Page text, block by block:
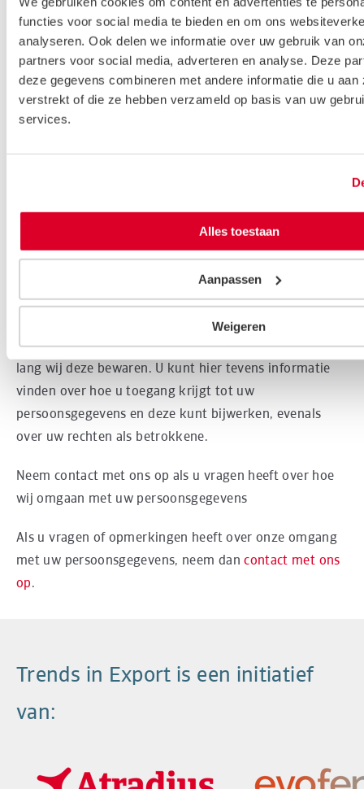
functies voor social media te bieden en om ons
analyseren. Ook delen we informatie over uw gebruik van
partners voor social media, adverteren en analyse. Deze
deze gegevens combineren met andere informatie die u aan
verstrekt of die ze hebben verzameld op basis van uw
services.
Alles toestaan
Aanpassen
Weigeren
in voor de bescherming van uw persoonsgegevens
indien u als klant of als contactpersoon van onze klant
een beroep doet op onze diensten, indien u (als
tegenpartij) met onze klanten handelt of als
zakenpartner of leverancier met ons zakendoet.
Privacyverklaring
informatie over de manier waarop wij uw
persoonsgegevens gebruiken. Hierin staat informatie
die wij volgens de EU-wetgeving moeten geven in
verband met de verwerking van persoonsgegevens. De
Privacyverklaring bevat een overzicht van welke
persoonsgegevens wij verzamelen, wanneer wij deze
verzamelen, hoe wij deze gegevens gebruiken en hoe
lang wij deze bewaren. U kunt hier tevens informatie
vinden over hoe u toegang krijgt tot uw
persoonsgegevens en deze kunt bijwerken, evenals
over uw rechten als betrokkene.
Neem contact met ons op als u vragen heeft over hoe
wij omgaan met uw persoonsgegevens
Als u vragen of opmerkingen heeft over onze omgang
met uw persoonsgegevens, neem dancontact met ons
op.
Trends in Export is een initiatief
van: